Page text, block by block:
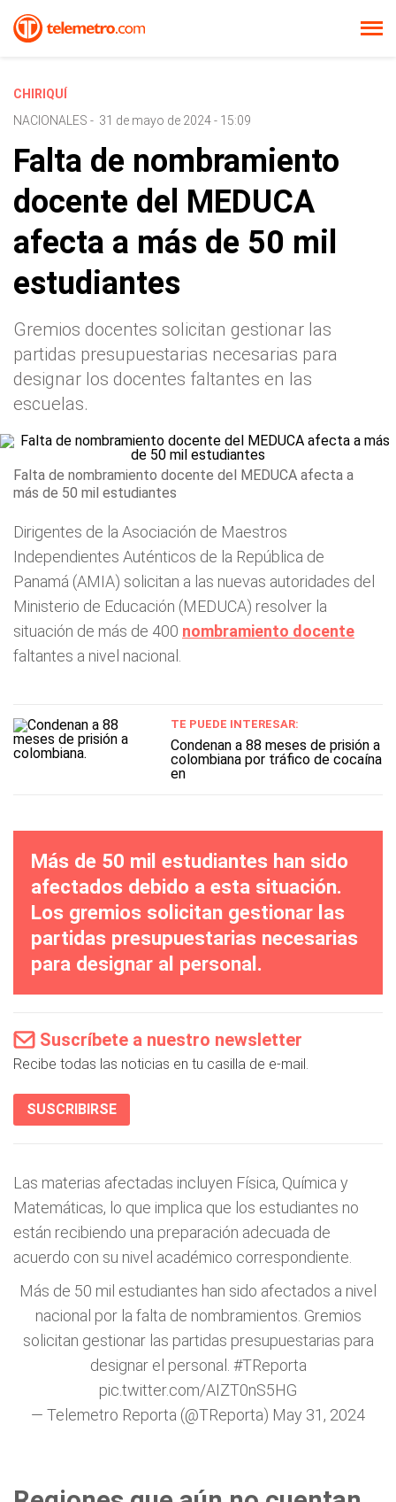
CHIRIQUÍ
NACIONALES - 31 de mayo de 2024 - 15:09
Falta de nombramiento
docente del MEDUCA
afecta a más de 50 mil
estudiantes
Gremios docentes solicitan gestionar las
partidas presupuestarias necesarias para
designar los docentes faltantes en las
escuelas.
Falta de nombramiento docente del MEDUCA afecta a
más de 50 mil estudiantes
Dirigentes de la Asociación de Maestros
Independientes Auténticos de la República de
Panamá (AMIA) solicitan a las nuevas autoridades del
Ministerio de Educación (MEDUCA) resolver la
situación de más de 400 nombramiento docente
faltantes a nivel nacional.
TE PUEDE INTERESAR:
Condenan a 88 meses de prisión a
colombiana por tráfico de cocaína
en
Más de 50 mil estudiantes han sido
afectados debido a esta situación.
Los gremios solicitan gestionar las
partidas presupuestarias necesarias
para designar al personal.
Suscríbete a nuestro newsletter
Recibe todas las noticias en tu casilla de e-mail.
SUSCRIBIRSE
Las materias afectadas incluyen Física, Química y
Matemáticas, lo que implica que los estudiantes no
están recibiendo una preparación adecuada de
acuerdo con su nivel académico correspondiente.
Más de 50 mil estudiantes han sido afectados a nivel
nacional por la falta de nombramientos. Gremios
solicitan gestionar las partidas presupuestarias para
designar el personal. #TReporta
pic.twitter.com/AIZT0nS5HG
— Telemetro Reporta (@TReporta) May 31, 2024